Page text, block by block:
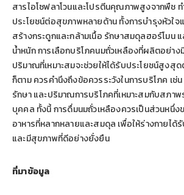
สารไอโซฟลาโวนและโปรตีนคุณภาพสูงจากพืช ท
ประโยชน์ต่อสุขภาพหลายด้าน ทั้งการบำรุงหัวใจ
สร้างกระดูกและกล้ามเนื้อ รักษาสมดุลฮอร์โมน
น้ำหนัก การเลือกบริโภคนมถั่วเหลืองที่ผลิตอย่า
ปริมาณที่เหมาะสมจะช่วยให้ได้รับประโยชน์สูงสุ
ก็ตาม ควรคำนึงถึงข้อควรระวังในการบริโภค เช่
รักษา และปริมาณการบริโภคที่เหมาะสมกับสภา
บุคคล ทั้งนี้ การดื่มนมถั่วเหลืองควรเป็นส่วนหนึ่ง
อาหารที่หลากหลายและสมดุล เพื่อให้ร่างกายได้
และมีสุขภาพที่ดีอย่างยั่งยืน
ที่มาข้อมูล